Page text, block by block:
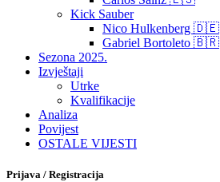
Kick Sauber
Nico Hulkenberg 🇩🇪
Gabriel Bortoleto 🇧🇷
Sezona 2025.
Izvještaji
Utrke
Kvalifikacije
Analiza
Povijest
OSTALE VIJESTI
Prijava / Registracija